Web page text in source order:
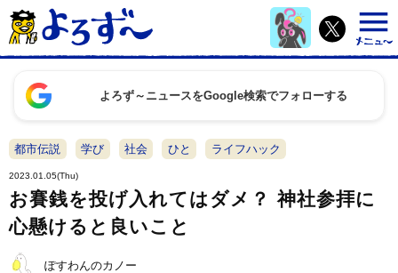
よろず～ニュースをGoogle検索でフォローする
都市伝説 学び 社会 ひと ライフハック
2023.01.05(Thu)
お賽銭を投げ入れてはダメ？ 神社参拝に
心懸けると良いこと
ぽすわんのカノー